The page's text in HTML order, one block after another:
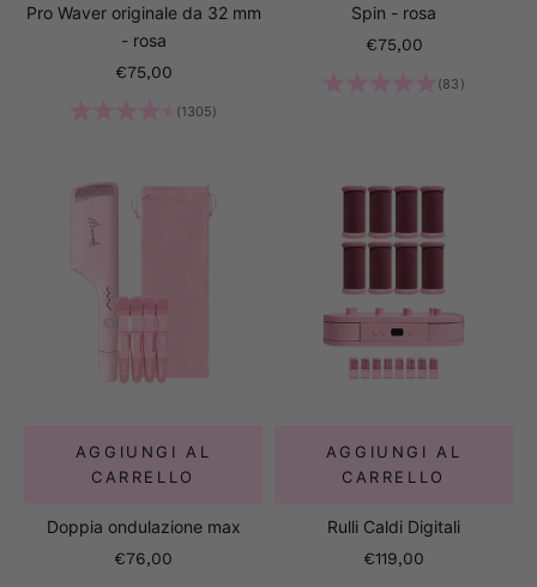
Pro Waver originale da 32 mm
- rosa
Prezzo scontato
€75,00
(1305)
Spin - rosa
Prezzo scontato
€75,00
(83)
AGGIUNGI AL
CARRELLO
Doppia ondulazione max
Prezzo scontato
€76,00
AGGIUNGI AL
CARRELLO
Rulli Caldi Digitali
Prezzo scontato
€119,00